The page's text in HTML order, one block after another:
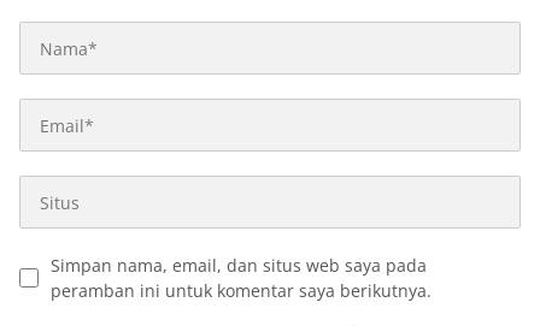
Simpan nama, email, dan situs web saya pada
peramban ini untuk komentar saya berikutnya.